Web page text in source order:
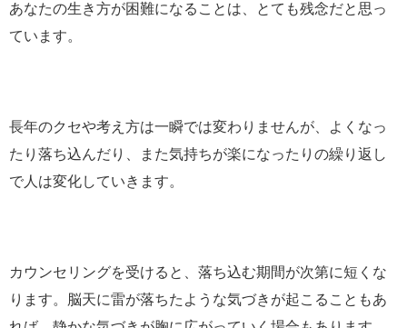
あなたの生き方が困難になることは、とても残念だと思っ
ています。
長年のクセや考え方は一瞬では変わりませんが、よくなっ
たり落ち込んだり、また気持ちが楽になったりの繰り返し
で人は変化していきます。
カウンセリングを受けると、落ち込む期間が次第に短くな
ります。脳天に雷が落ちたような気づきが起こることもあ